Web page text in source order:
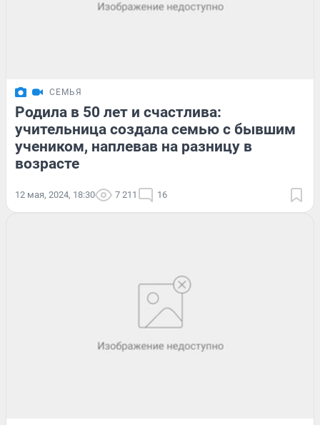
СЕМЬЯ
Родила в 50 лет и счастлива:
учительница создала семью с бывшим
учеником, наплевав на разницу в
возрасте
12 мая, 2024, 18:30 7 211 16